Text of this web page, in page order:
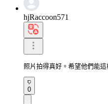
hjRaccoon571
照片拍得真好。希望他們能這
0